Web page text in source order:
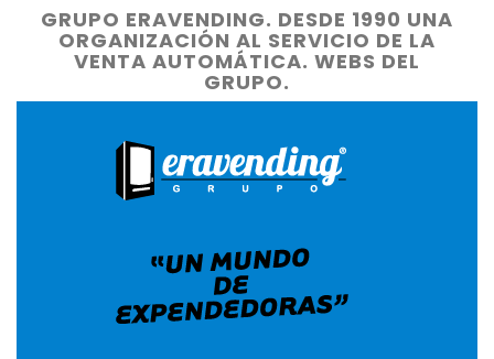
GRUPO ERAVENDING. DESDE 1990 UNA
ORGANIZACIÓN AL SERVICIO DE LA
VENTA AUTOMÁTICA. WEBS DEL
GRUPO.